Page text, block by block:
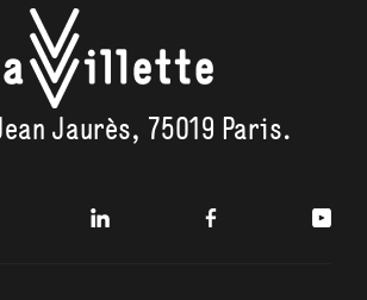
Jaurès, 75019 Paris.